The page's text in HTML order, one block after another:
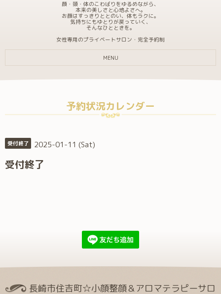
顔・頭・体のこわばりをゆるめながら、
本来の美しさと心地よさへ。
お顔はすっきりととのい、体もラクに。
気持ちにもゆとりが戻っていく、
そんなひとときを。
女性専用のプライベートサロン・完全予約制
MENU
予約状況カレンダー
受付終了 2025-01-11 (Sat)
受付終了
長崎市住吉町☆小顔整顔＆アロマテラピーサロ